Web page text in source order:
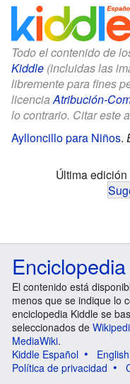
Todo el contenido de
Kiddle (incluidas las
libremente para fines
licenciaAtribución-
lo contrario. Citar este
Aylloncillo para Niños.
Última
El contenido está
menos que se indique lo
enciclopedia Kiddle se
seleccionados de
MediaWiki.
Kiddle Español
English
Política de privacidad